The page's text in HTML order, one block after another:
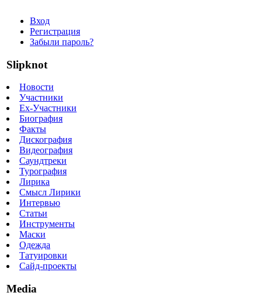
Вход
Регистрация
Забыли пароль?
Slipknot
Новости
Участники
Ex-Участники
Биография
Факты
Дискография
Видеография
Саундтреки
Турография
Лирика
Смысл Лирики
Интервью
Статьи
Инструменты
Маски
Одежда
Татуировки
Сайд-проекты
Media